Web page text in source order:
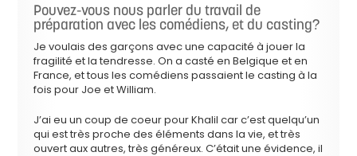
Pouvez-vous nous parler du travail de
préparation avec les comédiens, et du casting?
Je voulais des garçons avec une capacité à jouer la
fragilité et la tendresse. On a casté en Belgique et en
France, et tous les comédiens passaient le casting à la
fois pour Joe et William.
J’ai eu un coup de coeur pour Khalil car c’est quelqu’un
qui est très proche des éléments dans la vie, et très
ouvert aux autres, très généreux. C’était une évidence, il